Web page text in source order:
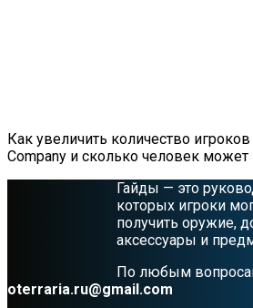
Как увеличить количество
Company и сколько человек может
Гайды — это
которых игроки
получить оружие,
аксессуары и
По любым
oterraria.ru@gmail.com